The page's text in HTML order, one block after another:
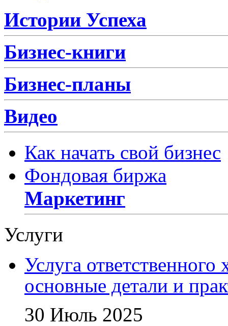
Истории Успеха
Бизнес-книги
Бизнес-планы
Видео
Как начать свой бизнес
Фондовая биржа
Маркетинг
Услуги
Услуга
основные детали и
30 Июль 2025